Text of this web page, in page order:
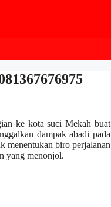
ke kota suci Mekah buat
dampak abadi pada
menentukan biro perjalanan
yang menonjol.